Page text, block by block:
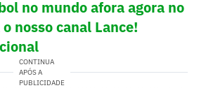
no mundo afora agora no
nosso canal Lance!
CONTINUA
APÓS A
PUBLICIDADE